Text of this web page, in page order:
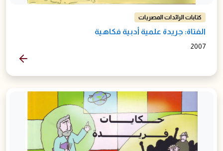
كتابات الرائدات المصريات
الفتاة: جريدة علمية أدبية فكاهية
2007
المزيد